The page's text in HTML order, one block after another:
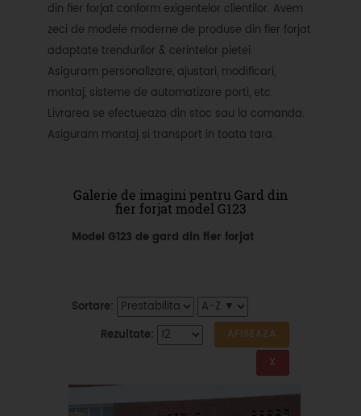
din fier forjat conform exigentelor clientilor. Avem
zeci de modele moderne de produse din fier forjat
adaptate trendurilor & cerintelor pietei.
Asiguram personalizare, ajustari, modificari,
montaj, sisteme de automatizare porti, etc.
Livrarea se efectueaza din stoc sau la comanda.
Asiguram montaj si transport in toata tara.
Galerie de imagini pentru Gard din
fier forjat model G123
Model G123 de gard din fier forjat
Sortare:
Rezultate: